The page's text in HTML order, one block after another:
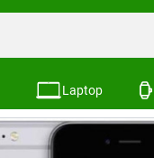
Laptop